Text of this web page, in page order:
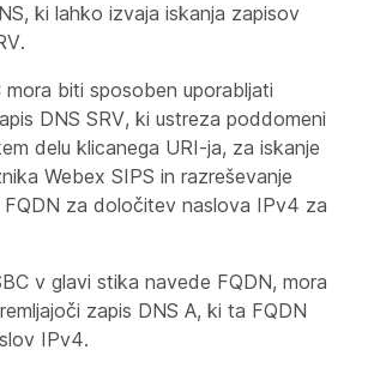
ki lahko izvaja iskanja zapisov
mora biti sposoben uporabljati
DNS SRV, ki ustreza poddomeni
delu klicanega URI-ja, za iskanje
Webex SIPS in razreševanje
FQDN za določitev naslova IPv4 za
v glavi stika navede FQDN, mora
zapis DNS A, ki ta FQDN
IPv4.